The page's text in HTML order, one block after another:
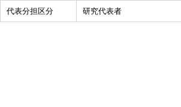
代表分担区分 研究代表者